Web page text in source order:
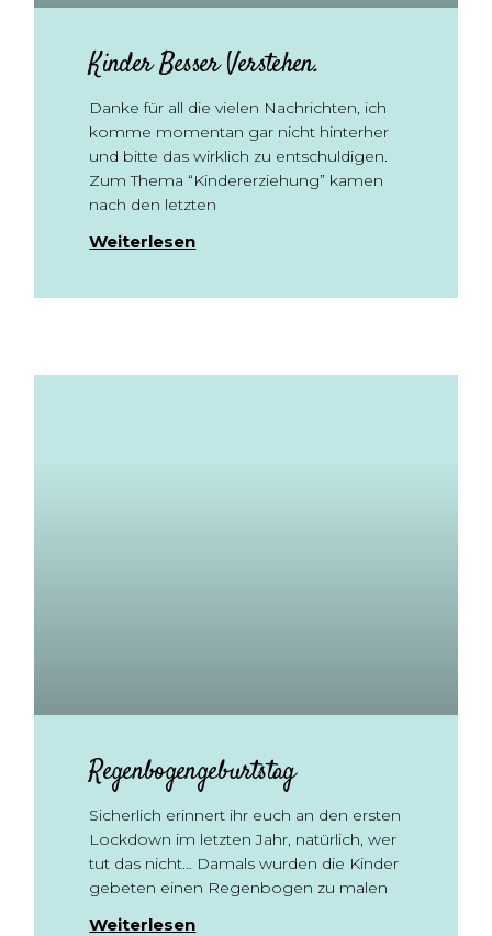
Kinder Besser Verstehen.
Danke für all die vielen Nachrichten, ich
komme momentan gar nicht hinterher
und bitte das wirklich zu entschuldigen.
Zum Thema “Kindererziehung” kamen
nach den letzten
Weiterlesen
Regenbogengeburtstag
Sicherlich erinnert ihr euch an den ersten
Lockdown im letzten Jahr, natürlich, wer
tut das nicht… Damals wurden die Kinder
gebeten einen Regenbogen zu malen
Weiterlesen